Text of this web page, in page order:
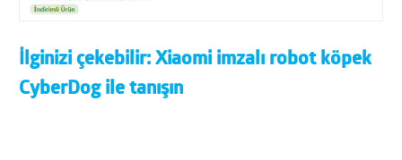
İlginizi çekebilir:Xiaomi imzalı robot köpek
CyberDog ile tanışın